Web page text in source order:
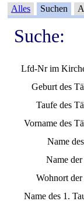
Alles Suchen
Suche:
Lfd-Nr im
Geburt des
Taufe des
Vorname des
Name
Name
Wohnort
Name des 1.